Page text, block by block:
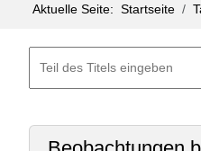
Aktuelle Seite: Startseite